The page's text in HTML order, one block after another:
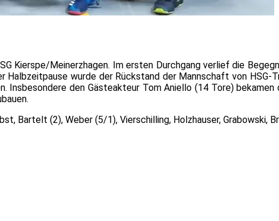
Kierspe/Meinerzhagen. Im ersten Durchgang verlief die
wurde der Rückstand der Mannschaft von HSG-
den Gästeakteur Tom Aniello (14 Tore)
Bartelt (2), Weber (5/1), Vierschilling, Holzhauser, Grabowski,